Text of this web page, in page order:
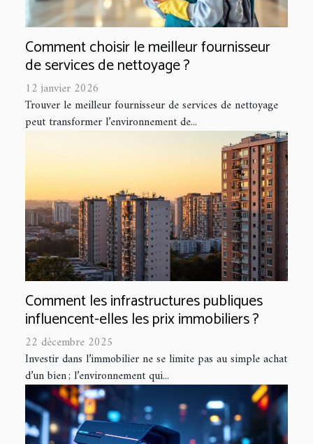
Comment choisir le meilleur fournisseur
de services de nettoyage ?
12 janvier 2026
Trouver le meilleur fournisseur de services de nettoyage
peut transformer l’environnement de...
Comment les infrastructures publiques
influencent-elles les prix immobiliers ?
22 décembre 2025
Investir dans l’immobilier ne se limite pas au simple achat
d’un bien ; l’environnement qui...